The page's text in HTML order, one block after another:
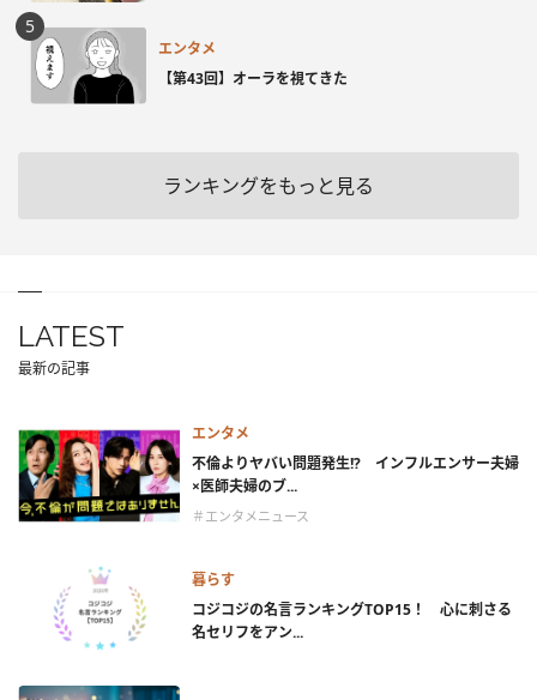
エンタメ
【第43回】オーラを視てきた
ランキングをもっと見る
LATEST
最新の記事
エンタメ
不倫よりヤバい問題発生!? インフルエンサー夫婦
×医師夫婦のブ...
＃エンタメニュース
暮らす
コジコジの名言ランキングTOP15！ 心に刺さる
名セリフをアン...